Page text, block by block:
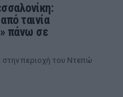
ταινία
πάνω σε
περιοχή του Ντεπώ